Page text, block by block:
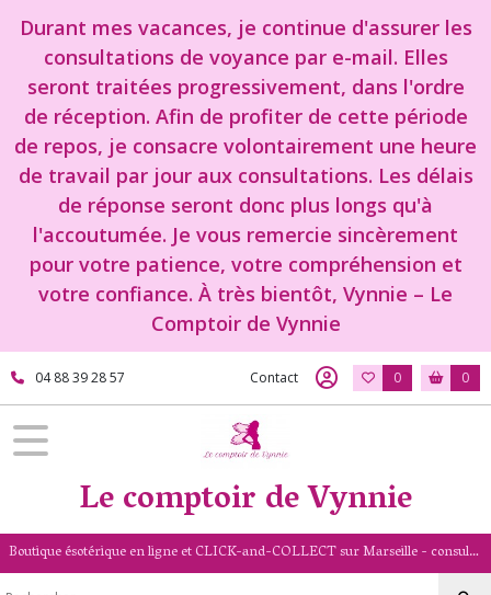
Durant mes vacances, je continue d'assurer les
consultations de voyance par e-mail. Elles
seront traitées progressivement, dans l'ordre
de réception. Afin de profiter de cette période
de repos, je consacre volontairement une heure
de travail par jour aux consultations. Les délais
de réponse seront donc plus longs qu'à
l'accoutumée. Je vous remercie sincèrement
pour votre patience, votre compréhension et
votre confiance. À très bientôt, Vynnie – Le
Comptoir de Vynnie
04 88 39 28 57 Contact 0 0
Le comptoir de Vynnie
Boutique ésotérique en ligne et CLICK-and-COLLECT sur Marseille - consultation de voyance par mail - livret numérologique (13/PACA)